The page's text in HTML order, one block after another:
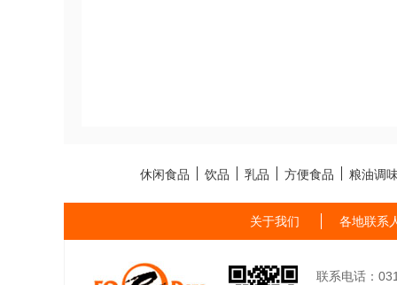
休闲食品 饮品 乳品 方便食品 粮油调
关于我们 各地联系
联系电话：